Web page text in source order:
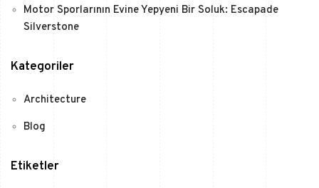
Motor Sporlarının Evine Yepyeni Bir Soluk: Escapade
Silverstone
Kategoriler
Architecture
Blog
Etiketler